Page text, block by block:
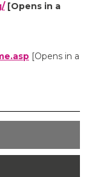
[Opens in a
[Opens in a